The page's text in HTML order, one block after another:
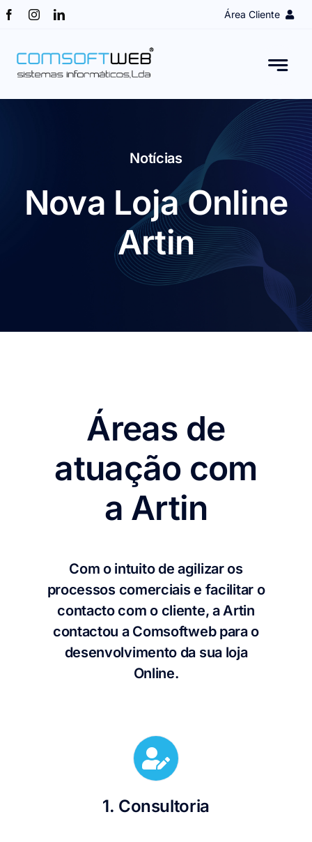
Skip
Área Cliente
Login Cliente
Obter Acesso
Notícias
Nova Loja Online
Artin
Áreas de
atuação com
a Artin
Com o intuito de agilizar os
processos comerciais e facilitar o
contacto com o cliente, a Artin
contactou a Comsoftweb para o
desenvolvimento da sua loja
Online.
1. Consultoria